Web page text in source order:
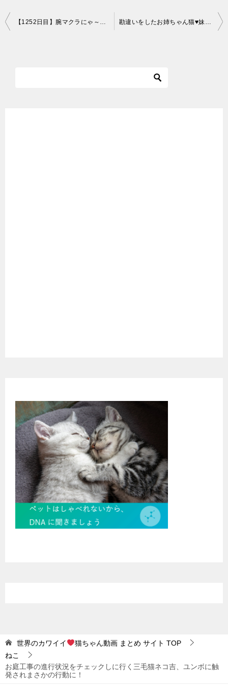
投
【1252日目】腕マクラにゃ～な猫【かわいい・面白い】～The growth record of my cute cat, Nike day 1252 勘違いをしたお姉ちゃん猫♥妹猫を助けるために柴犬にキックする優しい麦わら猫リタ♪
世界のカワイイ 猫ちゃん動画 まとめ サイト TOP
ねこ
お庭工事の進行状況をチェックしに行く三毛猫ネコ吉、ユンボに触
発されまさかの行動に！